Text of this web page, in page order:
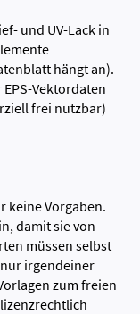
und UV-Lack in
hängt an).
Vektordaten
frei nutzbar)
keine Vorgaben.
damit sie von
müssen selbst
irgendeiner
zum freien